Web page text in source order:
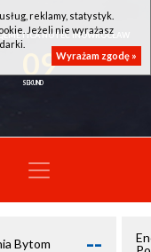
NOTEĆ INOWROCŁAW
09
Bytom --
reklamy, statystyk.
Jeżeli nie wyrażasz
Wyrażam zgodę »